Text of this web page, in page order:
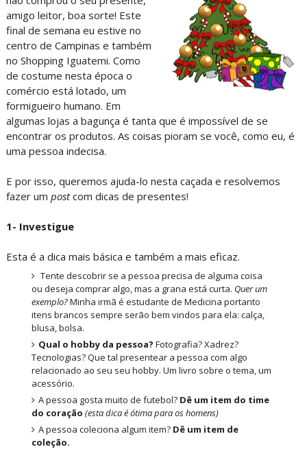
amigo leitor, boa sorte! Este
final de semana eu estive no
centro de Campinas e também
no Shopping Iguatemi. Como
de costume nesta época o
comércio está lotado, um
formigueiro humano. Em
algumas lojas a bagunça é tanta que é impossível de se
encontrar os produtos. As coisas pioram se você, como eu, é
uma pessoa indecisa.
E por isso, queremos ajuda-lo nesta caçada e resolvemos
fazer um postcom dicas de presentes!
1- Investigue
Esta é a dica mais básica e também a mais eficaz.
Tente descobrir se a pessoa precisa de alguma coisa
ou deseja comprar algo, mas a grana está curta. Quer um
exemplo?Minha irmã é estudante de Medicina portanto
itens brancos sempre serão bem vindos para ela: calça,
blusa, bolsa.
Qual o hobby da pessoa? Fotografia? Xadrez?
Tecnologias? Que tal presentear a pessoa com algo
relacionado ao seu seu hobby. Um livro sobre o tema, um
acessório.
A pessoa gosta muito de futebol? Dê um item do time
do coração (esta dica é ótima para os homens)
A pessoa coleciona algum item? Dê um item de
coleção.